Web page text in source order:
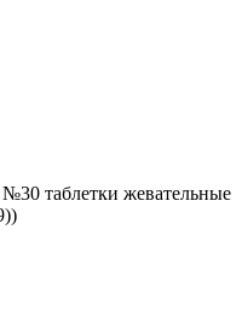
таблетки жевательные